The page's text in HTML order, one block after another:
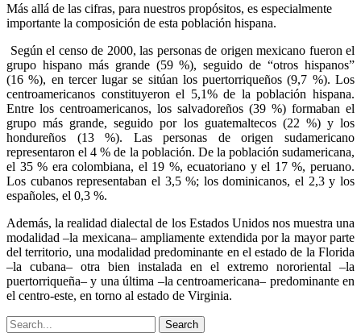
Más allá de las cifras, para nuestros propósitos, es especialmente
importante la composición de esta población hispana.
Según el censo de 2000, las personas de origen mexicano fueron el
grupo hispano más grande (59 %), seguido de “otros hispanos”
(16 %), en tercer lugar se sitúan los puertorriqueños (9,7 %). Los
centroamericanos constituyeron el 5,1% de la población hispana.
Entre los centroamericanos, los salvadoreños (39 %) formaban el
grupo más grande, seguido por los guatemaltecos (22 %) y los
hondureños (13 %). Las personas de origen sudamericano
representaron el 4 % de la población. De la población sudamericana,
el 35 % era colombiana, el 19 %, ecuatoriano y el 17 %, peruano.
Los cubanos representaban el 3,5 %; los dominicanos, el 2,3 y los
españoles, el 0,3 %.
Además, la realidad dialectal de los Estados Unidos nos muestra una
modalidad –la mexicana– ampliamente extendida por la mayor parte
del territorio, una modalidad predominante en el estado de la Florida
–la cubana– otra bien instalada en el extremo nororiental –la
puertorriqueña– y una última –la centroamericana– predominante en
el centro-este, en torno al estado de Virginia.
Search